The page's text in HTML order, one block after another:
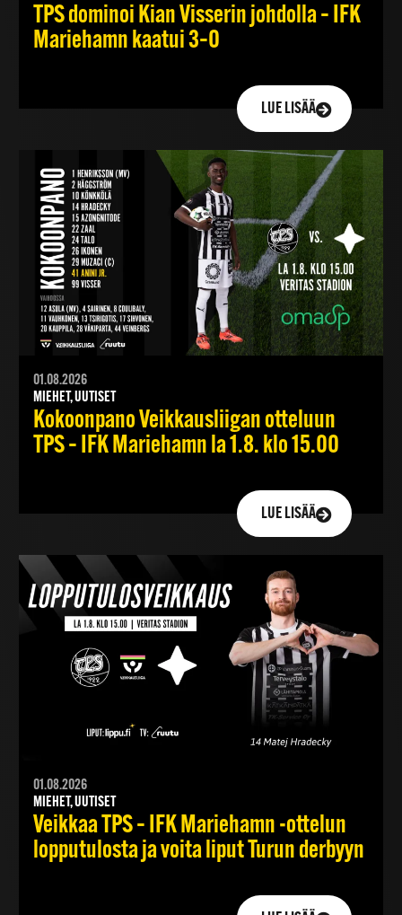
TPS dominoi Kian Visserin johdolla – IFK
Mariehamn kaatui 3–0
LUE LISÄÄ
01.08.2026
MIEHET, UUTISET
Kokoonpano Veikkausliigan otteluun
TPS – IFK Mariehamn la 1.8. klo 15.00
LUE LISÄÄ
01.08.2026
MIEHET, UUTISET
Veikkaa TPS – IFK Mariehamn -ottelun
lopputulosta ja voita liput Turun derbyyn